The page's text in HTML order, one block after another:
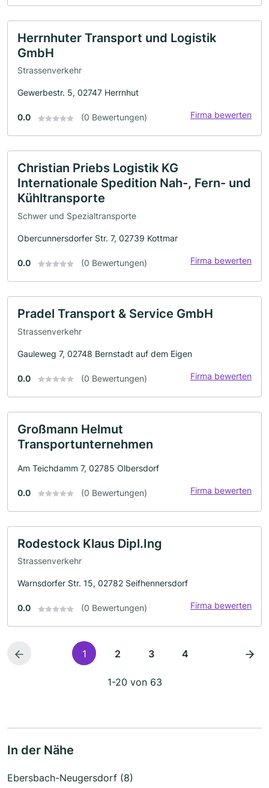
Herrnhuter Transport und Logistik
GmbH
Strassenverkehr
Gewerbestr. 5, 02747 Herrnhut
0.0 (0 Bewertungen) Firma bewerten
Christian Priebs Logistik KG
Internationale Spedition Nah-, Fern- und
Kühltransporte
Schwer und Spezialtransporte
Obercunnersdorfer Str. 7, 02739 Kottmar
0.0 (0 Bewertungen) Firma bewerten
Pradel Transport & Service GmbH
Strassenverkehr
Gauleweg 7, 02748 Bernstadt auf dem Eigen
0.0 (0 Bewertungen) Firma bewerten
Großmann Helmut
Transportunternehmen
Am Teichdamm 7, 02785 Olbersdorf
0.0 (0 Bewertungen) Firma bewerten
Rodestock Klaus Dipl.Ing
Strassenverkehr
Warnsdorfer Str. 15, 02782 Seifhennersdorf
0.0 (0 Bewertungen) Firma bewerten
1 2 3 4
1-20 von 63
In der Nähe
Ebersbach-Neugersdorf (8)